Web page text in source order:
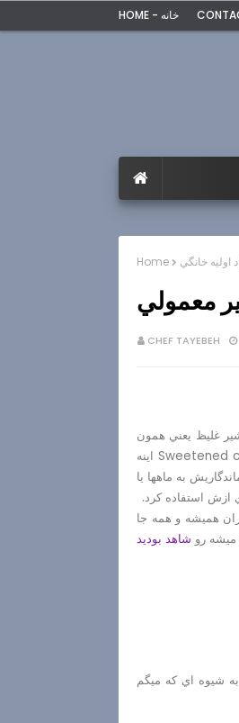
HOME - خانه
Home اوليه خانگي
معمولي
CHEF TAYEBEH
غليظ يعني همون
Sweetened اينه
به ماهها يا
ازش استفاده كرد.
هميشه و همه جا
رو شاهد بوديد
به شيوه اي كه ميگم